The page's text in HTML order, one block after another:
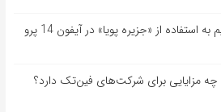
اپل ظاهرا در لحظه آخر تصمیم به استفاده از «جزیره پویا» در آیفون 14 پرو